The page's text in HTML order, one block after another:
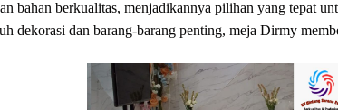
bahan berkualitas, menjadikannya pilihan yang tepat
dekorasi dan barang-barang penting, meja Dirmy